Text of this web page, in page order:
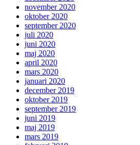
november 2020
oktober 2020
september 2020
juli 2020
juni 2020
maj 2020
april 2020
mars 2020
januari 2020
december 2019
oktober 2019
september 2019
juni 2019
maj 2019
mars 2019